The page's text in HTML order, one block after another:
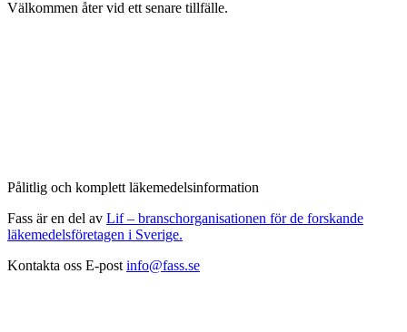
Välkommen åter vid ett senare tillfälle.
Pålitlig och komplett läkemedelsinformation
Fass är en del av Lif – branschorganisationen för de forskande
läkemedelsföretagen i Sverige.
Kontakta oss E-post info@fass.se